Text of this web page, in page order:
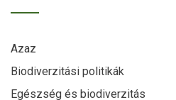
Azaz
Biodiverzitási politikák
Egészség és biodiverzitás